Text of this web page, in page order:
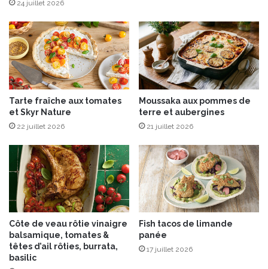
i
n
i
u
m
s
p
é
c
i
l
l
a
d
s
e
a
u
m
e
l
o
n
f
s
e
t
m
e
24 juillet 2026
Tarte fraîche aux tomates
et Skyr Nature
22 juillet 2026
Moussaka aux pommes de
terre et aubergines
21 juillet 2026
Côte de veau rôtie vinaigre
balsamique, tomates &
têtes d’ail rôties, burrata,
basilic
Fish tacos de limande
panée
17 juillet 2026